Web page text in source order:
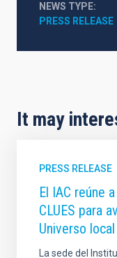
NEWS TYPE
PRESS RELEASE
It may
PRESS RELEASE
El IAC reúne
CLUES para
Universo local
La sede del